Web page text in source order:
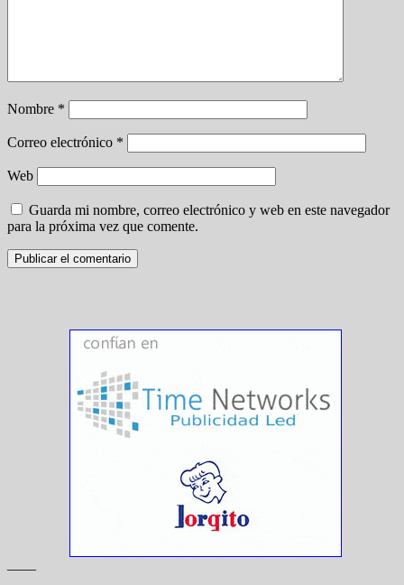
Nombre *
Correo electrónico *
Web
Guarda mi nombre, correo electrónico y web en este navegador
para la próxima vez que comente.
——